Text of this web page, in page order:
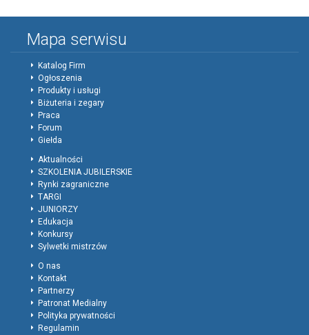
Mapa serwisu
Katalog Firm
Ogłoszenia
Produkty i usługi
Biżuteria i zegary
Praca
Forum
Giełda
Aktualności
SZKOLENIA JUBILERSKIE
Rynki zagraniczne
TARGI
JUNIORZY
Edukacja
Konkursy
Sylwetki mistrzów
O nas
Kontakt
Partnerzy
Patronat Medialny
Polityka prywatności
Regulamin